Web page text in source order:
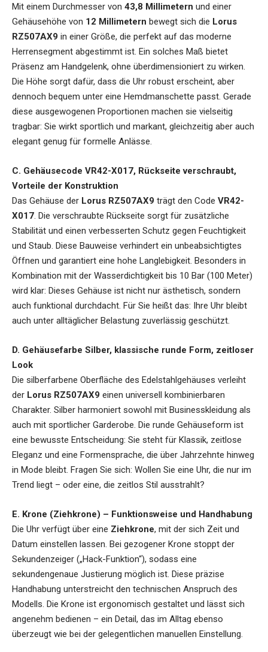
Mit einem Durchmesser von 43,8 Millimetern und einer
Gehäusehöhe von 12 Millimetern bewegt sich die Lorus
RZ507AX9 in einer Größe, die perfekt auf das moderne
Herrensegment abgestimmt ist. Ein solches Maß bietet
Präsenz am Handgelenk, ohne überdimensioniert zu wirken.
Die Höhe sorgt dafür, dass die Uhr robust erscheint, aber
dennoch bequem unter eine Hemdmanschette passt. Gerade
diese ausgewogenen Proportionen machen sie vielseitig
tragbar: Sie wirkt sportlich und markant, gleichzeitig aber auch
elegant genug für formelle Anlässe.
C. Gehäusecode VR42-X017, Rückseite verschraubt,
Vorteile der Konstruktion
Das Gehäuse der Lorus RZ507AX9 trägt den Code VR42-
X017. Die verschraubte Rückseite sorgt für zusätzliche
Stabilität und einen verbesserten Schutz gegen Feuchtigkeit
und Staub. Diese Bauweise verhindert ein unbeabsichtigtes
Öffnen und garantiert eine hohe Langlebigkeit. Besonders in
Kombination mit der Wasserdichtigkeit bis 10 Bar (100 Meter)
wird klar: Dieses Gehäuse ist nicht nur ästhetisch, sondern
auch funktional durchdacht. Für Sie heißt das: Ihre Uhr bleibt
auch unter alltäglicher Belastung zuverlässig geschützt.
D. Gehäusefarbe Silber, klassische runde Form, zeitloser
Look
Die silberfarbene Oberfläche des Edelstahlgehäuses verleiht
der Lorus RZ507AX9 einen universell kombinierbaren
Charakter. Silber harmoniert sowohl mit Businesskleidung als
auch mit sportlicher Garderobe. Die runde Gehäuseform ist
eine bewusste Entscheidung: Sie steht für Klassik, zeitlose
Eleganz und eine Formensprache, die über Jahrzehnte hinweg
in Mode bleibt. Fragen Sie sich: Wollen Sie eine Uhr, die nur im
Trend liegt – oder eine, die zeitlos Stil ausstrahlt?
E. Krone (Ziehkrone) – Funktionsweise und Handhabung
Die Uhr verfügt über eine Ziehkrone, mit der sich Zeit und
Datum einstellen lassen. Bei gezogener Krone stoppt der
Sekundenzeiger („Hack-Funktion“), sodass eine
sekundengenaue Justierung möglich ist. Diese präzise
Handhabung unterstreicht den technischen Anspruch des
Modells. Die Krone ist ergonomisch gestaltet und lässt sich
angenehm bedienen – ein Detail, das im Alltag ebenso
überzeugt wie bei der gelegentlichen manuellen Einstellung.